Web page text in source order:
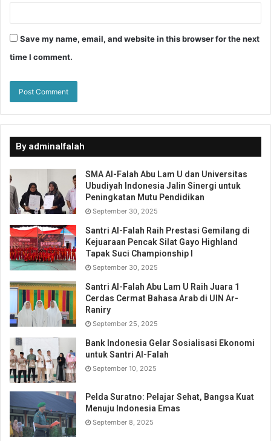
Save my name, email, and website in this browser for the next
time I comment.
By adminalfalah
SMA Al-Falah Abu Lam U dan Universitas
Ubudiyah Indonesia Jalin Sinergi untuk
Peningkatan Mutu Pendidikan
September 30, 2025
Santri Al-Falah Raih Prestasi Gemilang di
Kejuaraan Pencak Silat Gayo Highland
Tapak Suci Championship I
September 30, 2025
Santri Al-Falah Abu Lam U Raih Juara 1
Cerdas Cermat Bahasa Arab di UIN Ar-
Raniry
September 25, 2025
Bank Indonesia Gelar Sosialisasi Ekonomi
untuk Santri Al-Falah
September 10, 2025
Pelda Suratno: Pelajar Sehat, Bangsa Kuat
Menuju Indonesia Emas
September 8, 2025